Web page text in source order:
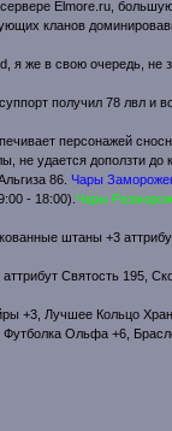
Elmore.ru,
кланов
я же в свою очередь, не
получил 78 лвл и
персонажей
не удается доползти
86. Чары
- 18:00). Чары
штаны +3
Святость 195,
+3, Лучшее Кольцо
Ольфа +6,